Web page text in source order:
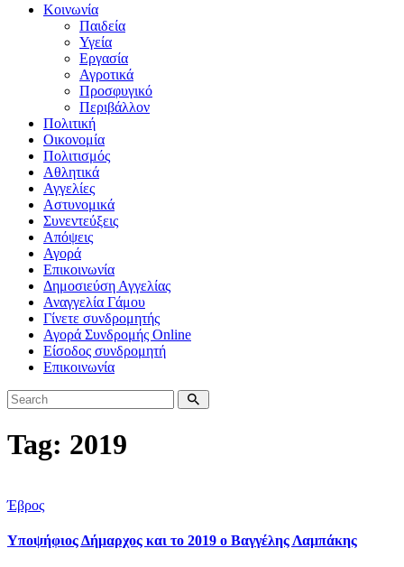
Κοινωνία
Παιδεία
Υγεία
Εργασία
Αγροτικά
Προσφυγικό
Περιβάλλον
Πολιτική
Οικονομία
Πολιτισμός
Αθλητικά
Αγγελίες
Αστυνομικά
Συνεντεύξεις
Απόψεις
Αγορά
Επικοινωνία
Δημοσιεύση Αγγελίας
Αναγγελία Γάμου
Γίνετε συνδρομητής
Αγορά Συνδρομής Online
Είσοδος συνδρομητή
Επικοινωνία
Tag: 2019
Έβρος
Υποψήφιος Δήμαρχος και το 2019 ο Βαγγέλης Λαμπάκης